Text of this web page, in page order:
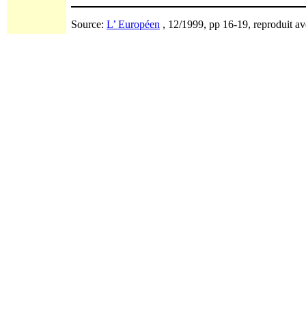
Source: L’ Européen , 12/1999, pp 16-19, reproduit